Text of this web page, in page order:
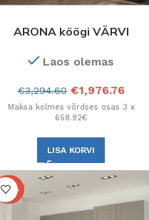
ARONA köögi VÄRVI
kappide valik.
Laos olemas
€3,294.60 €1,976.76
Maksa kolmes võrdses osas 3 x
658.92€
LISA KORVI
-40%